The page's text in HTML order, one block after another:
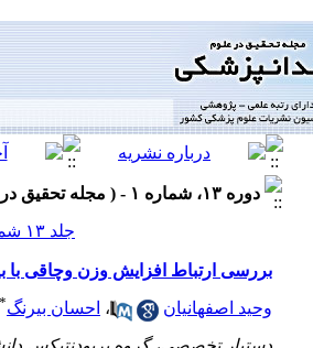
دوره ۱۳، شماره ۱ - ( مجله تحقیق در علوم دندانپزشکی بهار ۱۳۹۵ )
جلد ۱۳ شماره ۱ صفحات ۵۳-۴۳
بررسی ارتباط افزایش وزن وچاقی با بیماریهای
وحید اصفهانیان ، احسان بیرنگ*